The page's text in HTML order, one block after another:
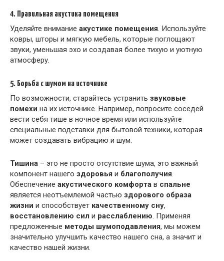
4. Правильная акустика помещения
Уделяйте внимание акустике помещения . Используйте
ковры, шторы и мягкую мебель, которые поглощают
звуки, уменьшая эхо и создавая более тихую и уютную
атмосферу.
5. Борьба с шумом на источнике
По возможности, старайтесь устранить звуковые
помехи на их источнике. Например, попросите соседей
вести себя тише в ночное время или используйте
специальные подставки для бытовой техники, которая
может создавать вибрацию и шум.
Тишина – это не просто отсутствие шума, это важный
компонент нашего здоровья и благополучия
Обеспечение акустического комфорта в спальне
является неотъемлемой частью здорового образа
жизни и способствует качественному сну,
восстановлению сил и расслаблению . Применяя
предложенные методы шумоподавления, мы можем
значительно улучшить качество нашего сна, а значит и
качество нашей жизни.